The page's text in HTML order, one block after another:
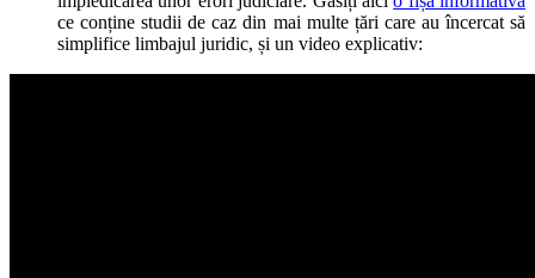
ce conține studii de caz din mai multe țări care au încercat să
simplifice limbajul juridic, și un video explicativ: